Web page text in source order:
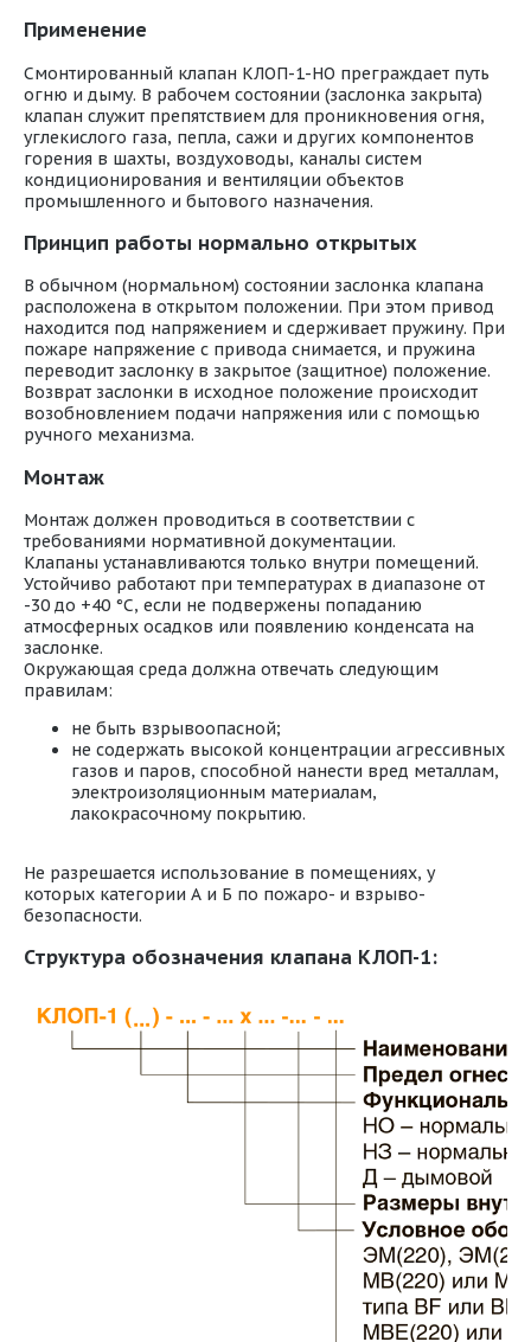
Применение
Смонтированный клапан КЛОП-1-НО преграждает путь
огню и дыму. В рабочем состоянии (заслонка закрыта)
клапан служит препятствием для проникновения огня,
углекислого газа, пепла, сажи и других компонентов
горения в шахты, воздуховоды, каналы систем
кондиционирования и вентиляции объектов
промышленного и бытового назначения.
Принцип работы нормально открытых
В обычном (нормальном) состоянии заслонка клапана
расположена в открытом положении. При этом привод
находится под напряжением и сдерживает пружину. При
пожаре напряжение с привода снимается, и пружина
переводит заслонку в закрытое (защитное) положение.
Возврат заслонки в исходное положение происходит
возобновлением подачи напряжения или с помощью
ручного механизма.
Монтаж
Монтаж должен проводиться в соответствии с
требованиями нормативной документации.
Клапаны устанавливаются только внутри помещений.
Устойчиво работают при температурах в диапазоне от
-30 до +40 °С, если не подвержены попаданию
атмосферных осадков или появлению конденсата на
заслонке.
Окружающая среда должна отвечать следующим
правилам:
не быть взрывоопасной;
не содержать высокой концентрации агрессивных
газов и паров, способной нанести вред металлам,
электроизоляционным материалам,
лакокрасочному покрытию.
Не разрешается использование в помещениях, у
которых категории А и Б по пожаро- и взрыво-
безопасности.
Структура обозначения клапана КЛОП-1: